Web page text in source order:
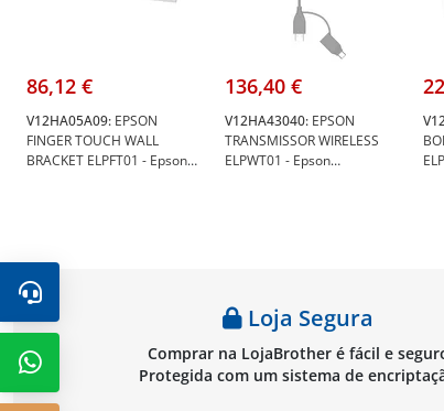
86,12 €
V12HA05A09: EPSON
FINGER TOUCH WALL
BRACKET ELPFT01 - Epson
136,40 €
V12HA43040: EPSON
TRANSMISSOR WIRELESS
ELPWT01 - Epson
Loja Segura
Comprar na LojaBrother é fácil e
Protegida com um sistema de